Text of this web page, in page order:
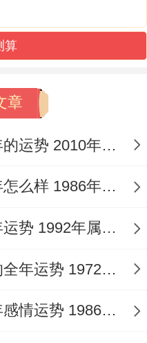
尾数8当上得‘地天
业瓶颈。
落”得卦意正暗合属
克。
可通过“土克水”原
长65%,印证了数
算
章
2010年属虎人在2026年的运势 2010年属虎人2026
1986年属虎的人2026年怎么样 1986年属虎的5位吉利数字
1992年属猴的人2026年运势 1992年属猴人2026年运势及运程
1972年属鼠在2026年的全年运势 1972年属鼠在52岁后的运气
1986年属虎的人2026年感情运势 1986年属虎的人这一生婚姻怎么样